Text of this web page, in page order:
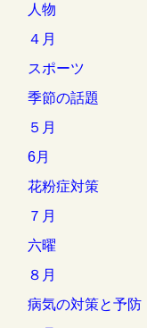
人物
４月
スポーツ
季節の話題
５月
6月
花粉症対策
７月
六曜
８月
病気の対策と予防